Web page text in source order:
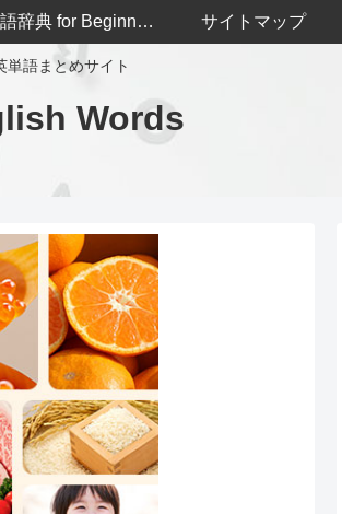
単語まとめサイト
Words
英単語辞典 for Beginners サイトマップ